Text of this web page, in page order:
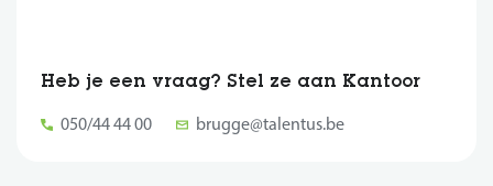
Heb je een vraag? Stel ze aan Kantoor
050/44 44 00 brugge@talentus.be